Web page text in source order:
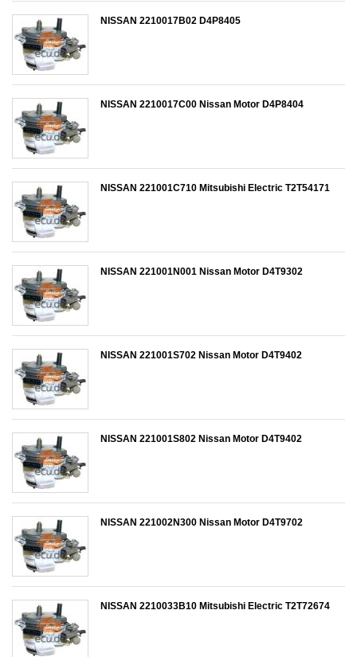
NISSAN 2210017B02 D4P8405
NISSAN 2210017C00 Nissan Motor D4P8404
NISSAN 221001C710 Mitsubishi Electric T2T54171
NISSAN 221001N001 Nissan Motor D4T9302
NISSAN 221001S702 Nissan Motor D4T9402
NISSAN 221001S802 Nissan Motor D4T9402
NISSAN 221002N300 Nissan Motor D4T9702
NISSAN 2210033B10 Mitsubishi Electric T2T72674